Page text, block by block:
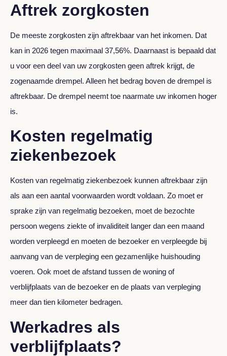
Aftrek zorgkosten
De meeste zorgkosten zijn aftrekbaar van het inkomen. Dat
kan in 2026 tegen maximaal 37,56%. Daarnaast is bepaald dat
u voor een deel van uw zorgkosten geen aftrek krijgt, de
zogenaamde drempel. Alleen het bedrag boven de drempel is
aftrekbaar. De drempel neemt toe naarmate uw inkomen hoger
is.
Kosten regelmatig
ziekenbezoek
Kosten van regelmatig ziekenbezoek kunnen aftrekbaar zijn
als aan een aantal voorwaarden wordt voldaan. Zo moet er
sprake zijn van regelmatig bezoeken, moet de bezochte
persoon wegens ziekte of invaliditeit langer dan een maand
worden verpleegd en moeten de bezoeker en verpleegde bij
aanvang van de verpleging een gezamenlijke huishouding
voeren. Ook moet de afstand tussen de woning of
verblijfplaats van de bezoeker en de plaats van verpleging
meer dan tien kilometer bedragen.
Werkadres als
verblijfplaats?